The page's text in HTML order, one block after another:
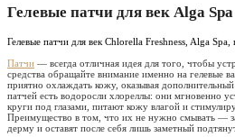
Гелевые патчи для век Alga Spa
Гелевые патчи для век Chlorella Freshness, Alga
Патчи — всегда отличная идея для того, чтобы
средства обращайте внимание именно на гелевые
приятно охлаждать кожу, оказывая
патчей есть водоросли хлореллы: они мгновенно
круги под глазами, питают кожу влагой и
Преимущество в том, что их не нужно смывать —
дерму и оставят после себя лишь заметный